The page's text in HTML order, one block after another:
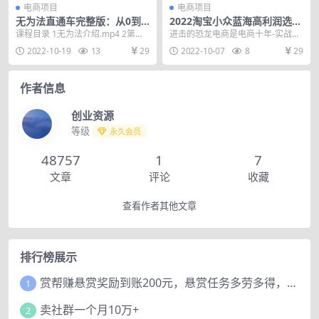
电商项目
无为法直通车完整版：从0到
彻底精通直通车，用无为法思
课程目录 1无为法介绍.mp4 2第一
节（理论）：如何用PS自己做出高
点击率图....
2022-10-19 13 29
电商项目
2022淘宝小众蓝海高利润选品
方法，小白7天快速出单，单
进击的恐龙电商是电商十年-实战派
卖家-擅长产品定位曾2家电商公
司，1家5000万...
2022-10-07 8 29
作者信息
创业资源
等级 永久会员
48757
文章
1
评论
7
收藏
查看作者其他文章
排行榜展示
1 赏帮赚悬赏奖励到账200元，悬赏任务多劳多得，人人可做。
2 卖社群一个月10万+